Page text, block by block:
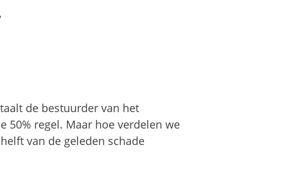
de bestuurder van het
50% regel. Maar hoe verdelen we
van de geleden schade